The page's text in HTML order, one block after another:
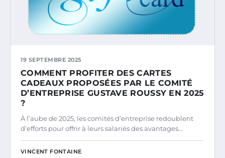
19 SEPTEMBRE 2025
COMMENT PROFITER DES CARTES
CADEAUX PROPOSÉES PAR LE COMITÉ
D’ENTREPRISE GUSTAVE ROUSSY EN 2025
?
À l’aube de 2025, les comités d’entreprise redoublent
d’efforts pour offrir à leurs salariés des avantages…
VINCENT FONTAINE